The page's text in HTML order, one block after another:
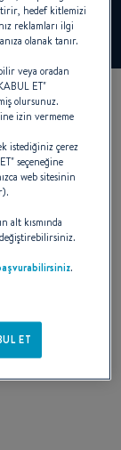
hedef kitlemizi
reklamları ilgi
olanak tanır.
veya oradan
ET"
olursunuz.
izin vermeme
istediğiniz çerez
seçeneğine
web sitesinin
alt kısmında
.
ET